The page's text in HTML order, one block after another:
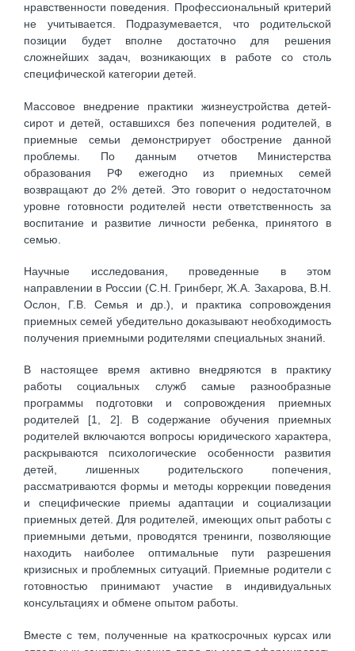
нравственности поведения. Профессиональный критерий
не учитывается. Подразумевается, что родительской
позиции будет вполне достаточно для решения
сложнейших задач, возникающих в работе со столь
специфической категории детей.
Массовое внедрение практики жизнеустройства детей-
сирот и детей, оставшихся без попечения родителей, в
приемные семьи демонстрирует обострение данной
проблемы. По данным отчетов Министерства
образования РФ ежегодно из приемных семей
возвращают до 2% детей. Это говорит о недостаточном
уровне готовности родителей нести ответственность за
воспитание и развитие личности ребенка, принятого в
семью.
Научные исследования, проведенные в этом
направлении в России (С.Н. Гринберг, Ж.А. Захарова, В.Н.
Ослон, Г.В. Семья и др.), и практика сопровождения
приемных семей убедительно доказывают необходимость
получения приемными родителями специальных знаний.
В настоящее время активно внедряются в практику
работы социальных служб самые разнообразные
программы подготовки и сопровождения приемных
родителей [1, 2]. В содержание обучения приемных
родителей включаются вопросы юридического характера,
раскрываются психологические особенности развития
детей, лишенных родительского попечения,
рассматриваются формы и методы коррекции поведения
и специфические приемы адаптации и социализации
приемных детей. Для родителей, имеющих опыт работы с
приемными детьми, проводятся тренинги, позволяющие
находить наиболее оптимальные пути разрешения
кризисных и проблемных ситуаций. Приемные родители с
готовностью принимают участие в индивидуальных
консультациях и обмене опытом работы.
Вместе с тем, полученные на краткосрочных курсах или